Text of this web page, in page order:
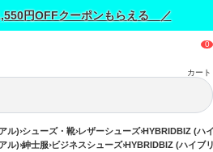
円OFFクーポンもらえる ／
カート
ル) シューズ・靴 レザーシューズ HYBRIDBIZ (ハ
ル) 紳士服 ビジネスシューズ HYBRIDBIZ (ハイブ